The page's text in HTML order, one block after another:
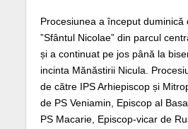
Procesiunea a început duminică
”Sfântul Nicolae” din parcul
și a continuat pe jos până la
incinta Mănăstirii Nicula.
de către IPS Arhiepiscop și
de PS Veniamin, Episcop al
PS Macarie, Episcop-vicar de